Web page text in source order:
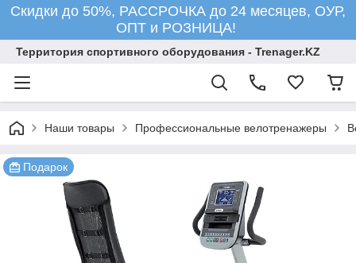
Скидки до 50%, РАССРОЧКА до 24 месяцев, ОУР,
ОПТ и РОЗНИЦА!
Территория спортивного оборудования - Trenager.KZ
Наши товары Профессиональные велотренажеры
Подарок